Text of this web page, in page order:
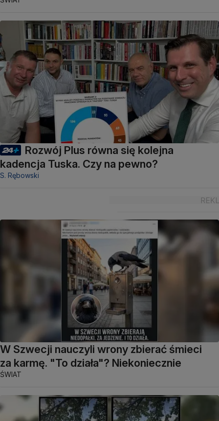
Rozwój Plus równa się kolejna
kadencja Tuska. Czy na pewno?
S. Rębowski
W Szwecji nauczyli wrony zbierać śmieci
za karmę. "To działa"? Niekoniecznie
ŚWIAT